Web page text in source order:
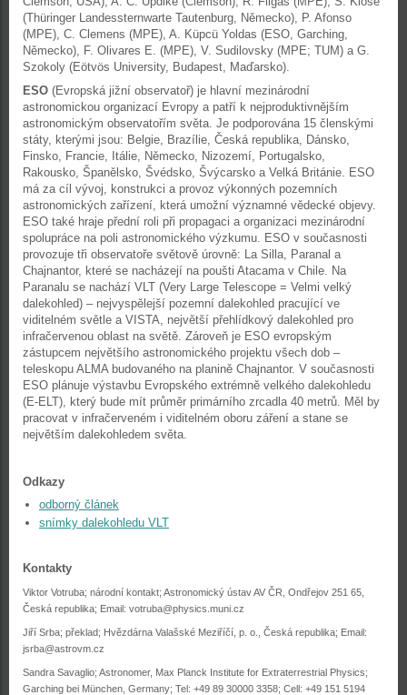
(Thüringer Landessternwarte Tautenburg, Německo), P. Afonso
(MPE), C. Clemens (MPE), A. Küpcü Yoldas (ESO, Garching,
Německo), F. Olivares E. (MPE), V. Sudilovsky (MPE; TUM) a G.
Szokoly (Eötvös University, Budapest, Maďarsko).
ESO (Evropská jižní observatoř) je hlavní mezinárodní
astronomickou organizací Evropy a patří k nejproduktivnějším
astronomickým observatořím světa. Je podporována 15 členskými
státy, kterými jsou: Belgie, Brazílie, Česká republika, Dánsko,
Finsko, Francie, Itálie, Německo, Nizozemí, Portugalsko,
Rakousko, Španělsko, Švédsko, Švýcarsko a Velká Británie. ESO
má za cíl vývoj, konstrukci a provoz výkonných pozemních
astronomických zařízení, která umožní významné vědecké objevy.
ESO také hraje přední roli při propagaci a organizaci mezinárodní
spolupráce na poli astronomického výzkumu. ESO v současnosti
provozuje tři observatoře světově úrovně: La Silla, Paranal a
Chajnantor, které se nacházejí na poušti Atacama v Chile. Na
Paranalu se nachází VLT (Very Large Telescope = Velmi velký
dalekohled) – nejvyspělejší pozemní dalekohled pracující ve
viditelném světle a VISTA, největší přehlídkový dalekohled pro
infračervenou oblast na světě. Zároveň je ESO evropským
zástupcem největšího astronomického projektu všech dob –
teleskopu ALMA budovaného na planině Chajnantor. V současnosti
ESO plánuje výstavbu Evropského extrémně velkého dalekohledu
(E-ELT), který bude mít průměr primárního zrcadla 40 metrů. Měl by
pracovat v infračerveném i viditelném oboru záření a stane se
největším dalekohledem světa.
Odkazy
odborný článek
snímky dalekohledu VLT
Kontakty
Viktor Votruba; národní kontakt; Astronomický ústav AV ČR, Ondřejov 251 65,
Česká republika; Email: votruba@physics.muni.cz
Jiří Srba; překlad; Hvězdárna Valašské Meziříčí, p. o., Česká republika; Email:
jsrba@astrovm.cz
Sandra Savaglio; Astronomer, Max Planck Institute for Extraterrestrial Physics;
Garching bei München, Germany; Tel: +49 89 30000 3358; Cell: +49 151 5194